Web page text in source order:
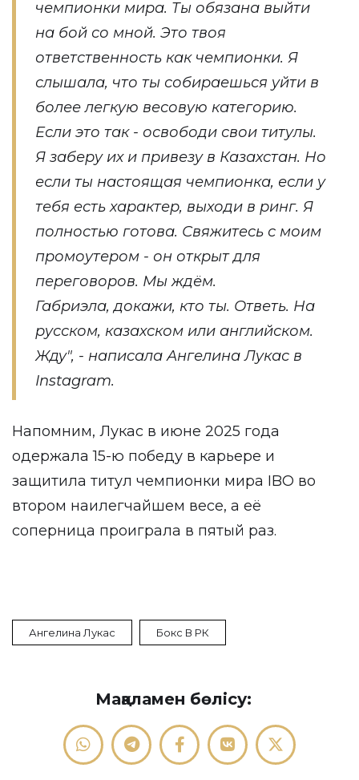
чемпионки мира. Ты обязана выйти
на бой со мной. Это твоя
ответственность как чемпионки. Я
слышала, что ты собираешься уйти в
более легкую весовую категорию.
Если это так - освободи свои титулы.
Я заберу их и привезу в Казахстан. Но
если ты настоящая чемпионка, если у
тебя есть характер, выходи в ринг. Я
полностью готова. Свяжитесь с моим
промоутером - он открыт для
переговоров. Мы ждём.
Габриэла, докажи, кто ты. Ответь. На
русском, казахском или английском.
Жду", - написала Ангелина Лукас в
Instagram.
Напомним, Лукас в июне 2025 года
одержала 15-ю победу в карьере и
защитила титул чемпионки мира IBO во
втором наилегчайшем весе, а её
соперница проиграла в пятый раз.
Ангелина Лукас Бокс В РК
Мақаламен бөлісу: